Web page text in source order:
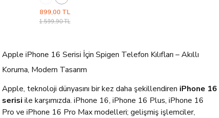
899,00 TL
1.599,90 TL
Apple iPhone 16 Serisi İçin Spigen Telefon Kılıfları – Akıllı
Koruma, Modern Tasarım
Apple, teknoloji dünyasını bir kez daha şekillendiren iPhone 16
serisi ile karşımızda. iPhone 16, iPhone 16 Plus, iPhone 16
Pro ve iPhone 16 Pro Max modelleri; gelişmiş işlemciler,